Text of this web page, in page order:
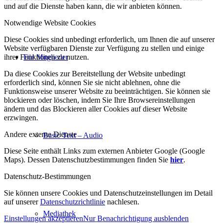
Für Mitglieder
Basic Text – Audio
Mediathek
und auf die Dienste haben kann, die wir anbieten können.
Notwendige Website Cookies
Diese Cookies sind unbedingt erforderlich, um Ihnen die auf unserer
Website verfügbaren Dienste zur Verfügung zu stellen und einige
ihrer Funktionen zu nutzen.
Da diese Cookies zur Bereitstellung der Website unbedingt
erforderlich sind, können Sie sie nicht ablehnen, ohne die
Funktionsweise unserer Website zu beeinträchtigen. Sie können sie
blockieren oder löschen, indem Sie Ihre Browsereinstellungen
ändern und das Blockieren aller Cookies auf dieser Website
erzwingen.
Andere externe Dienste
Diese Seite enthält Links zum externen Anbieter Google (Google
Maps). Dessen Datenschutzbestimmungen finden Sie hier.
Datenschutz-Bestimmungen
Sie können unsere Cookies und Datenschutzeinstellungen im Detail
auf unsererDatenschutzrichtlinie nachlesen.
Einstellungen akzeptierenNur Benachrichtigung ausblenden